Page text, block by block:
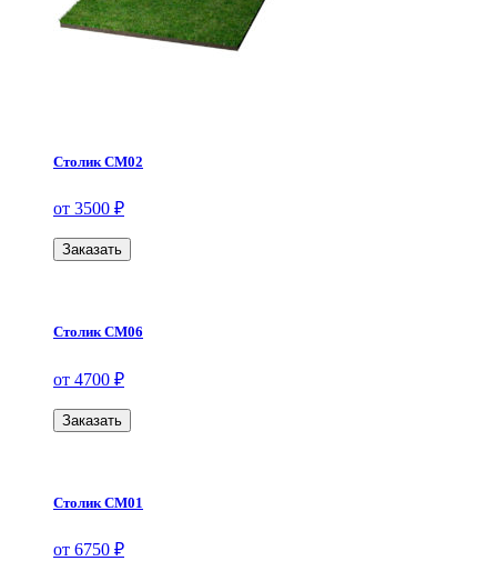
Столик СМ02
от 3500 ₽
Заказать
Столик СМ06
от 4700 ₽
Заказать
Столик СМ01
от 6750 ₽